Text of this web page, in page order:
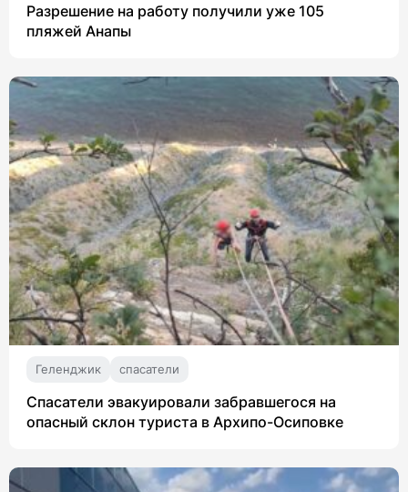
Разрешение на работу получили уже 105
пляжей Анапы
Геленджик спасатели
Спасатели эвакуировали забравшегося на
опасный склон туриста в Архипо-Осиповке